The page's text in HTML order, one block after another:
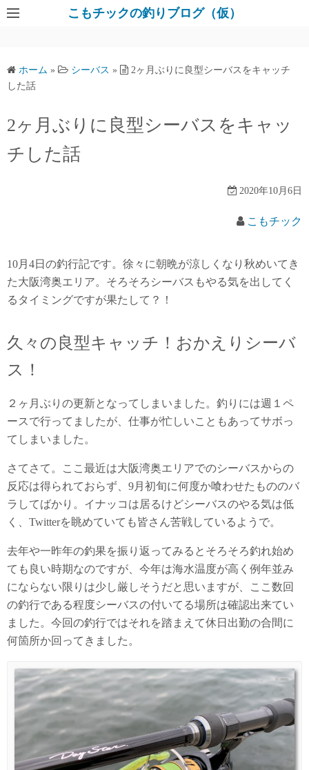
コ
ツ
キ
ッ
こもチックの釣りブログ（仮）
ホーム » シーバス »
2ヶ月ぶりに良型シーバスをキャッチ
した話
2ヶ月ぶりに良型シーバスをキャッ
チした話
2020年10月6日
こもチック
10月4日の釣行記です。徐々に朝晩が涼しくなり秋めいてき
た大阪湾奥エリア。そろそろシーバスもやる気を出してく
るタイミングですが果たして？！
久々の良型キャッチ！おかえりシーバ
ス！
２ヶ月ぶりの更新となってしまいました。釣りには週１ペ
ースで行ってましたが、仕事が忙しいこともあってサボっ
てしまいました。
さてさて。ここ最近は大阪湾奥エリアでのシーバスからの
反応は得られておらず、9月初旬に何度か喰わせたもののバ
ラしてばかり。イナッコは居るけどシーバスのやる気は低
く、Twitterを眺めていても皆さん苦戦しているようで。
去年や一昨年の釣果を振り返ってみるとそろそろ釣れ始め
ても良い時期なのですが、今年は海水温度が高く例年並み
にならない限りは少し厳しそうだと思いますが、ここ数回
の釣行である程度シーバスの付いてる場所は確認出来てい
ました。今回の釣行ではそれを踏まえて休日出勤の合間に
何箇所か回ってきました。